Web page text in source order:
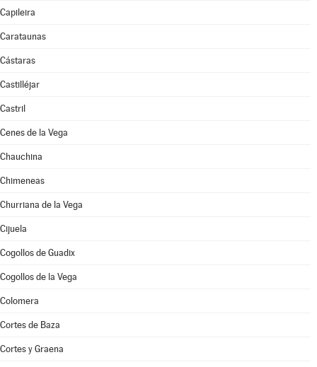
Capileira
Carataunas
Cástaras
Castilléjar
Castril
Cenes de la Vega
Chauchina
Chimeneas
Churriana de la Vega
Cijuela
Cogollos de Guadix
Cogollos de la Vega
Colomera
Cortes de Baza
Cortes y Graena